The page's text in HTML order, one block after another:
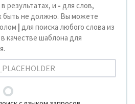
результатах, и - для слов,
быть не должно. Вы можете
| для поиска любого слова из
в качестве шаблона для